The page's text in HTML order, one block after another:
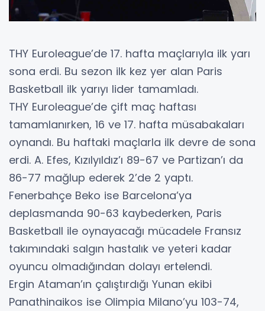
THY Euroleague’de 17. hafta maçlarıyla ilk yarı
sona erdi. Bu sezon ilk kez yer alan Paris
Basketball ilk yarıyı lider tamamladı.
THY Euroleague’de çift maç haftası
tamamlanırken, 16 ve 17. hafta müsabakaları
oynandı. Bu haftaki maçlarla ilk devre de sona
erdi. A. Efes, Kızılyıldız’ı 89-67 ve Partizan’ı da
86-77 mağlup ederek 2’de 2 yaptı.
Fenerbahçe Beko ise Barcelona’ya
deplasmanda 90-63 kaybederken, Paris
Basketball ile oynayacağı mücadele Fransız
takımındaki salgın hastalık ve yeteri kadar
oyuncu olmadığından dolayı ertelendi.
Ergin Ataman’ın çalıştırdığı Yunan ekibi
Panathinaikos ise Olimpia Milano’yu 103-74,